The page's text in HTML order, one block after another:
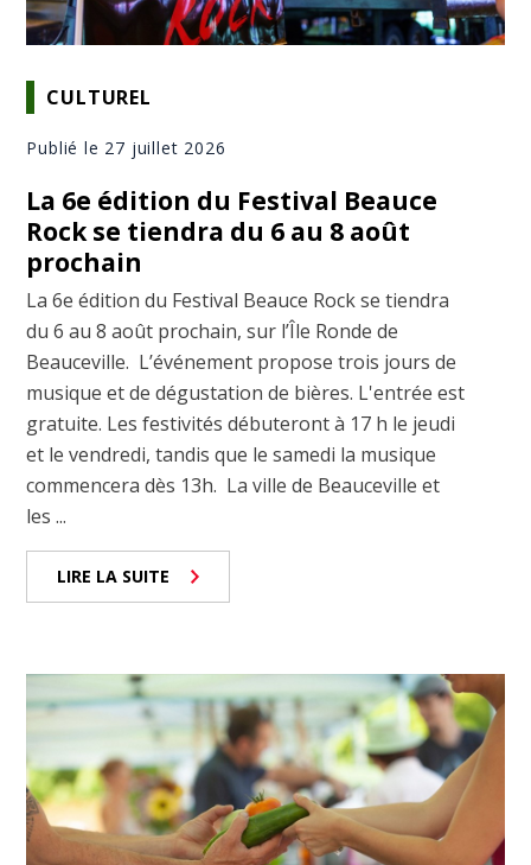
CULTUREL
Publié le 27 juillet 2026
La 6e édition du Festival Beauce
Rock se tiendra du 6 au 8 août
prochain
La 6e édition du Festival Beauce Rock se tiendra
du 6 au 8 août prochain, sur l’Île Ronde de
Beauceville. L’événement propose trois jours de
musique et de dégustation de bières. L'entrée est
gratuite. Les festivités débuteront à 17 h le jeudi
et le vendredi, tandis que le samedi la musique
commencera dès 13h. La ville de Beauceville et
les ...
LIRE LA SUITE